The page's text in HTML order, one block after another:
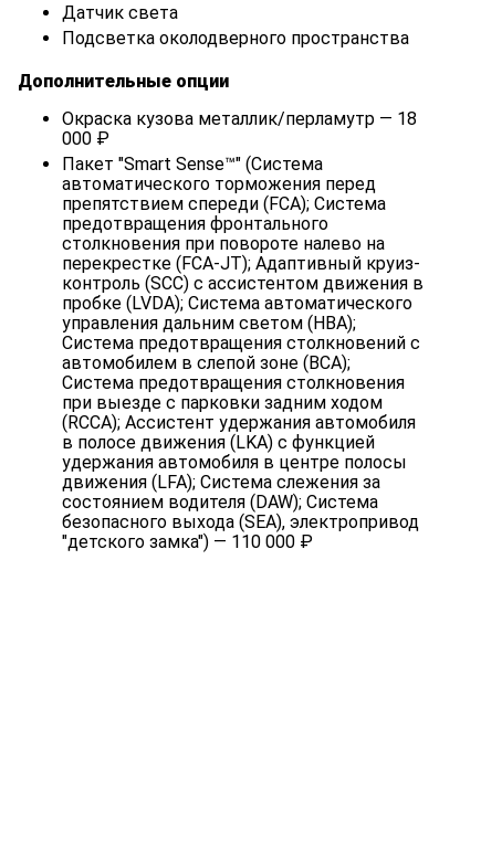
Датчик света
Подсветка околодверного пространства
Дополнительные опции
Окраска кузова металлик/перламутр — 18
000 ₽
Пакет "Smart Sense™" (Система
автоматического торможения перед
препятствием спереди (FCA); Система
предотвращения фронтального
столкновения при повороте налево на
перекрестке (FCA-JT); Адаптивный круиз-
контроль (SCC) с ассистентом движения в
пробке (LVDA); Система автоматического
управления дальним светом (HBA);
Система предотвращения столкновений с
автомобилем в слепой зоне (BCA);
Система предотвращения столкновения
при выезде с парковки задним ходом
(RCCA); Ассистент удержания автомобиля
в полосе движения (LKA) с функцией
удержания автомобиля в центре полосы
движения (LFA); Система слежения за
состоянием водителя (DAW); Система
безопасного выхода (SEA), электропривод
"детского замка") — 110 000 ₽